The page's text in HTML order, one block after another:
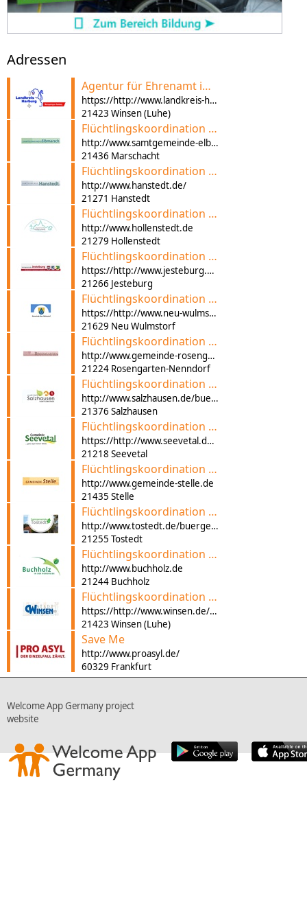
Adressen
Agentur für Ehrenamt im Landkreis Harburg
https://http://www.landkreis-harburg.de/portal/seiten/agentur-fuer-ehrenamt-901000390-20100.html
21423 Winsen (Luhe)
Flüchtlingskoordination der Samtgemeinde Elbmarsch
http://www.samtgemeinde-elbmarsch.de/fluechtlinge/
21436 Marschacht
Flüchtlingskoordination der Gemeinde Hanstedt
http://www.hanstedt.de/
21271 Hanstedt
Flüchtlingskoordination der Gemeinde Hollenstedt
http://www.hollenstedt.de
21279 Hollenstedt
Flüchtlingskoordination der Samtgemeinde Jesteburg
https://http://www.jesteburg.de/
21266 Jesteburg
Flüchtlingskoordination der Gemeinde Neu Wulmstorf
https://http://www.neu-wulmstorf.de/buergerservice/dienstleistungen/hilfe-fuer-fluechtlinge-oertliche-initiativen-901001628-0.html?myMedium=1
21629 Neu Wulmstorf
Flüchtlingskoordination der Gemeinde Rosengarten
http://www.gemeinde-rosengarten.de/fluechtlingshilfe-rosengarten/
21224 Rosengarten-Nenndorf
Flüchtlingskoordination der Samtgemeinde Salzhausen
http://www.salzhausen.de/buerger/fluechtlingsunterkuenfte/
21376 Salzhausen
Flüchtlingskoordination der Gemeinde Seevetal
https://http://www.seevetal.de/buergerservice/dienstleistungen/hilfe-fuer-fluechtlinge-oertliche-initiativen-901001628-0.html?myMedium=1
21218 Seevetal
Flüchtlingskoordination der Gemeinde Stelle
http://www.gemeinde-stelle.de
21435 Stelle
Flüchtlingskoordination der Samtgemeinde Tostedt
http://www.tostedt.de/buergerservice/fluechtlinge-bei-uns/
21255 Tostedt
Flüchtlingskoordination der Stadt Buchholz
http://www.buchholz.de
21244 Buchholz
Flüchtlingskoordination der Stadt Winsen (Luhe)
https://http://www.winsen.de/familie-soziales/fluechtlinge/
21423 Winsen (Luhe)
Save Me
http://www.proasyl.de/
60329 Frankfurt
Welcome App Germany project
website